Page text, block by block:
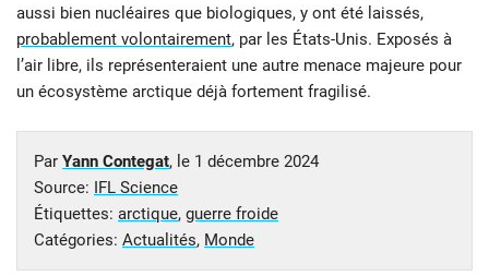
aussi bien nucléaires que biologiques, y ont été laissés,
probablement volontairement, par les États-Unis. Exposés à
l’air libre, ils représenteraient une autre menace majeure pour
un écosystème arctique déjà fortement fragilisé.
Par Yann Contegat, le 1 décembre 2024
Source: IFL Science
Étiquettes: arctique, guerre froide
Catégories: Actualités, Monde